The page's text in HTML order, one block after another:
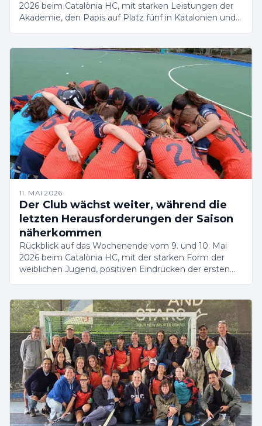
2026 beim Catalònia HC, mit starken Leistungen der
Akademie, den Papis auf Platz fünf in Katalonien und
11. MAI 2026
Der Club wächst weiter, während die
letzten Herausforderungen der Saison
näherkommen
Rückblick auf das Wochenende vom 9. und 10. Mai
2026 beim Catalònia HC, mit der starken Form der
weiblichen Jugend, positiven Eindrücken der ersten